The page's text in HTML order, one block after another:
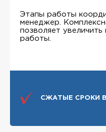
Этапы работы
менеджер.
позволяет увеличить
работы.
СЖАТЫЕ СРОКИ